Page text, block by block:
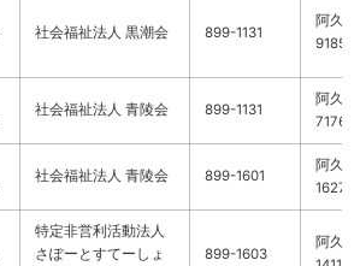
社会福祉法人 黒潮会 899-1131
阿久
9185
社会福祉法人 青陵会 899-1131
阿久
7176
社会福祉法人 青陵会 899-1601
阿久
1627-8
特定非営利活動法人
さぽーとすてーしょ
899-1603
阿久